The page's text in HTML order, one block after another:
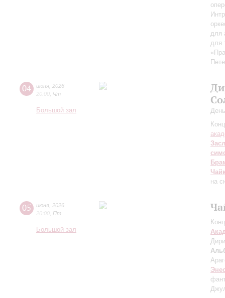
для
для
04 июня 2026
20:00 Чт
Большой зал
на
05 июня 2026
20:00 Пт
Большой зал